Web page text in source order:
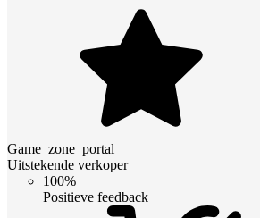
Game_zone_portal
Uitstekende verkoper
100%
Positieve feedback